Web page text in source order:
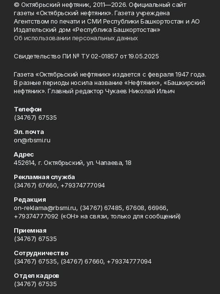
© Октябрьский нефтяник, 2011—2026. Официальный сайт
газеты «Октябрьский нефтяник». Газета учреждена
Агентством по печати и СМИ Республики Башкортостан и АО
Издательский дом «Республика Башкортостан»
Об использовании персональных данных
Свидетельство ПИ № ТУ 02-01857 от 19.05.2025
Газета «Октябрьский нефтяник» издается с февраля 1947 года.
В разные периоды носила название «Нефтяник», «Башкирский
нефтяник». Главный редактор Чукаев Николай Ильич
Телефон
(34767) 67535
Эл. почта
on@rbsmi.ru
Адрес
452614, г. Октябрьский, ул. Чапаева, 18
Рекламная служба
(34767) 67660, +79374777094
Редакция
on-reklama@rbsmi.ru, (34767) 67485, 67608, 66966,
+79374777092 («ОН» на связи, только для сообщений)
Приемная
(34767) 67535
Сотрудничество
(34767) 67535, (34767) 67660, +79374777094
Отдел кадров
(34767) 67535